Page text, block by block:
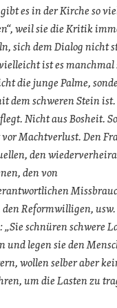
es in der Kirche so
weil sie die Kritik
sich dem Dialog nicht
ist es manchmal
die junge Palme,
dem schweren Stein
Nicht aus Bosheit.
Machtverlust. Den
den
den von
Reformwilligen,
schnüren schwere
und legen sie den
wollen selber aber
um die Lasten zu